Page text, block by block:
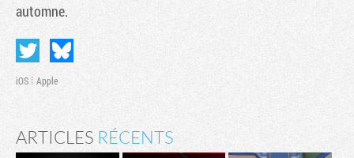
automne.
iOS Apple
ARTICLES RÉCENTS